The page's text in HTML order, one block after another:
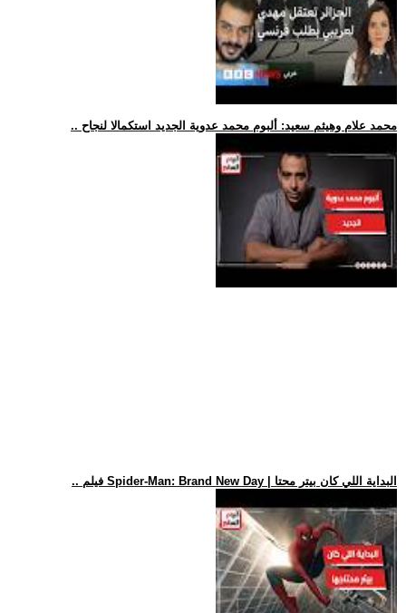
.. محمد علام وهيثم سعيد: ألبوم محمد عدوية الجديد استكمالا لنجاح
.. فيلم Spider-Man: Brand New Day | البداية اللي كان بيتر محتا